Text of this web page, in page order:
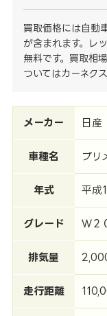
買取価格には自動
が含まれます。レ
無料です。買取相
ついてはカーネク
メーカー 日産
車種名 プリ
年式 平成
グレード Ｗ２
排気量
走行距離